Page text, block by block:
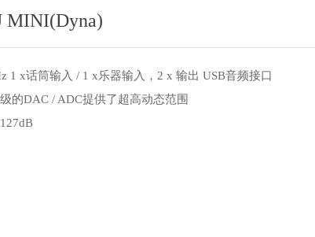
MINI(Dyna)
1 x话筒输入 / 1 x乐器输入，2 x 输出 USB音频接口
的DAC / ADC提供了超高动态范围